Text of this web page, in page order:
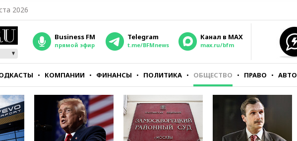
2026
Business FM
прямой эфир
Telegram
t.me/BFMnews
Канал в MAX
max.ru/bfm
КОМПАНИИ ФИНАНСЫ ПОЛИТИКА ОБЩЕСТВО ПРАВО АВТО